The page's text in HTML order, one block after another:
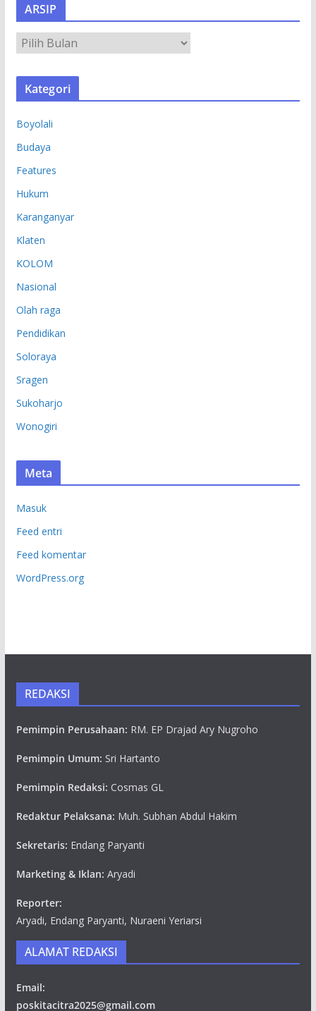
ARSIP
R
S
Kategori
Boyolali
Budaya
Features
Hukum
Karanganyar
Klaten
KOLOM
Nasional
Olah raga
Pendidikan
Soloraya
Sragen
Sukoharjo
Wonogiri
Meta
Masuk
Feed entri
Feed komentar
WordPress.org
REDAKSI
Pemimpin Perusahaan: RM. EP Drajad Ary Nugroho
Pemimpin Umum: Sri Hartanto
Pemimpin Redaksi: Cosmas GL
Redaktur Pelaksana: Muh. Subhan Abdul Hakim
Sekretaris: Endang Paryanti
Marketing & Iklan: Aryadi
Reporter:
Aryadi, Endang Paryanti, Nuraeni Yeriarsi
ALAMAT REDAKSI
Email:
poskitacitra2025@gmail.com